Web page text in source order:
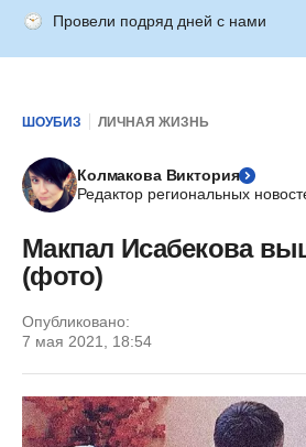
Провели подряд дней с нами
ШОУБИЗ ЛИЧНАЯ ЖИЗНЬ
Колмакова Виктория
Редактор региональных
Макпал Исабекова
(фото)
Опубликовано:
7 мая 2021, 18:54